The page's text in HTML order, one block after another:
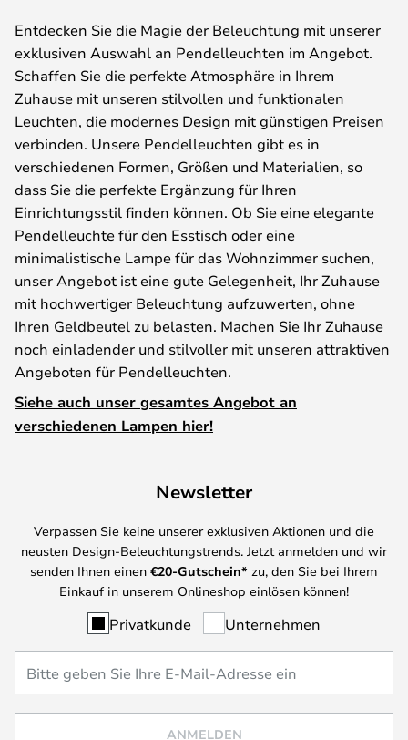
Entdecken Sie die Magie der Beleuchtung mit unserer
exklusiven Auswahl an Pendelleuchten im Angebot.
Schaffen Sie die perfekte Atmosphäre in Ihrem
Zuhause mit unseren stilvollen und funktionalen
Leuchten, die modernes Design mit günstigen Preisen
verbinden. Unsere Pendelleuchten gibt es in
verschiedenen Formen, Größen und Materialien, so
dass Sie die perfekte Ergänzung für Ihren
Einrichtungsstil finden können. Ob Sie eine elegante
Pendelleuchte für den Esstisch oder eine
minimalistische Lampe für das Wohnzimmer suchen,
unser Angebot ist eine gute Gelegenheit, Ihr Zuhause
mit hochwertiger Beleuchtung aufzuwerten, ohne
Ihren Geldbeutel zu belasten. Machen Sie Ihr Zuhause
noch einladender und stilvoller mit unseren attraktiven
Angeboten für Pendelleuchten.
Siehe auch unser gesamtes Angebot an
verschiedenen Lampen hier!
Newsletter
Verpassen Sie keine unserer exklusiven Aktionen und die
neusten Design-Beleuchtungstrends. Jetzt anmelden und wir
senden Ihnen einen €20-Gutschein* zu, den Sie bei Ihrem
Einkauf in unserem Onlineshop einlösen können!
Privatkunde Unternehmen
ANMELDEN